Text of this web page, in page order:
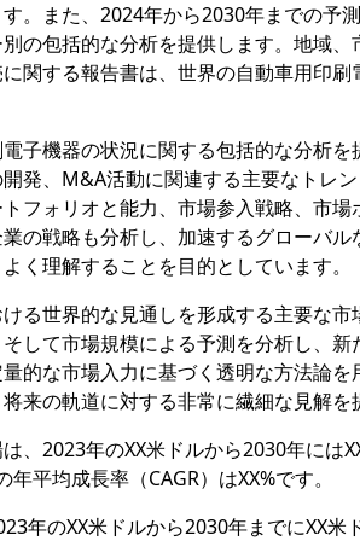
。また、2024年から2030年までの予
の包括的な分析を提供します。地域
関する報告書は、世界の自動車用印刷
子機器の状況に関する包括的な分析を
発、M&A活動に関連する主要なトレ
フォリオと能力、市場参入戦略、市場
の戦略も分析し、加速するグローバ
く理解することを目的としています。
る世界的な見通しを形成する主要な市
して市場規模による予測を分析し、新
的な市場入力に基づく透明な方法論を
来の軌道に対する非常に繊細な見解を
、2023年のXX米ドルから2030年には
平均成長率（CAGR）はXX%です。
年のXX米ドルから2030年までにXX米